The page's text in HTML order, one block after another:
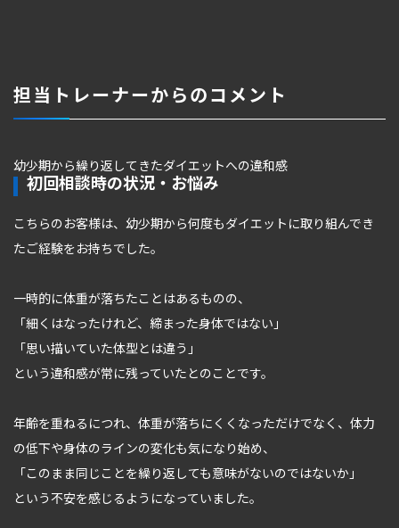
担当トレーナーからのコメント
幼少期から繰り返してきたダイエットへの違和感
初回相談時の状況・お悩み
こちらのお客様は、幼少期から何度もダイエットに取り組んでき
たご経験をお持ちでした。
一時的に体重が落ちたことはあるものの、
「細くはなったけれど、締まった身体ではない」
「思い描いていた体型とは違う」
という違和感が常に残っていたとのことです。
年齢を重ねるにつれ、体重が落ちにくくなっただけでなく、体力
の低下や身体のラインの変化も気になり始め、
「このまま同じことを繰り返しても意味がないのではないか」
という不安を感じるようになっていました。